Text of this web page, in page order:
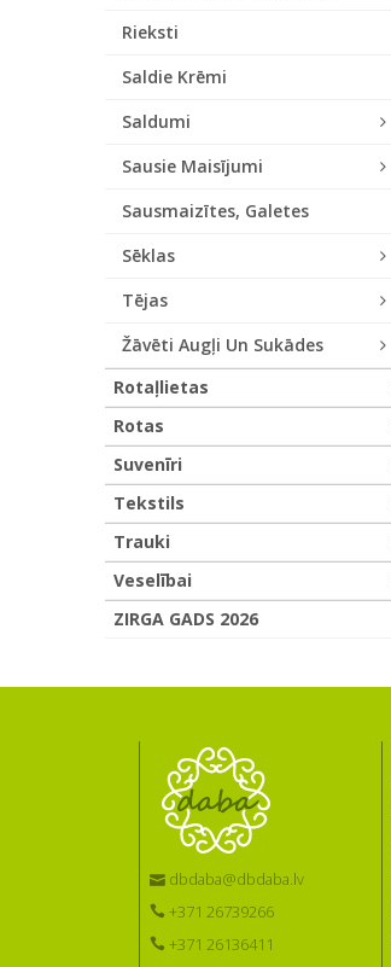
Rieksti
Saldie Krēmi
Saldumi
Sausie Maisījumi
Sausmaizītes, Galetes
Sēklas
Tējas
Žāvēti Augļi Un Sukādes
Rotaļlietas
Rotas
Suvenīri
Tekstils
Trauki
Veselībai
ZIRGA GADS 2026
dbdaba@dbdaba.lv
+371 26739266
+371 26136411